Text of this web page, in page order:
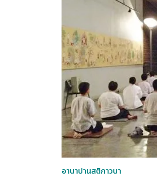
อานาปานสติภาวนา